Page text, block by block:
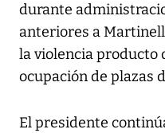
durante
anteriores a
la violencia producto
ocupación de plazas
El presidente